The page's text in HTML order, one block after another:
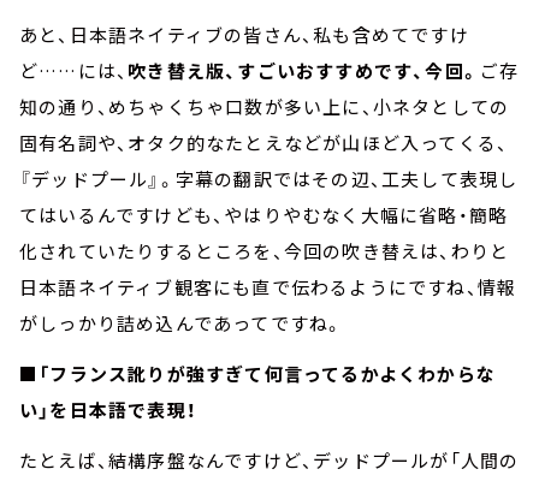
あと、日本語ネイティブの皆さん、私も含めてですけ
ど……には、 吹き替え版、すごいおすすめです、今回。 ご存
知の通り、めちゃくちゃ口数が多い上に、小ネタとしての
固有名詞や、オタク的なたとえなどが山ほど入ってくる、
『デッドプール』。字幕の翻訳ではその辺、工夫して表現し
てはいるんですけども、やはりやむなく大幅に省略・簡略
化されていたりするところを、今回の吹き替えは、わりと
日本語ネイティブ観客にも直で伝わるようにですね、情報
がしっかり詰め込んであってですね。
■「フランス訛りが強すぎて何言ってるかよくわからな
い」を日本語で表現！
たとえば、結構序盤なんですけど、デッドプールが「人間の